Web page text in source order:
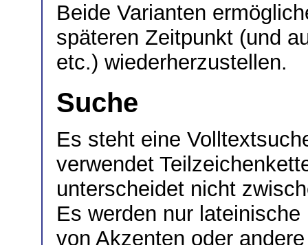
Beide Varianten
späteren Zeitpunkt (und
etc.) wiederherzustellen.
Suche
Es steht eine
verwendet
unterscheidet nicht
Es werden nur
von Akzenten oder